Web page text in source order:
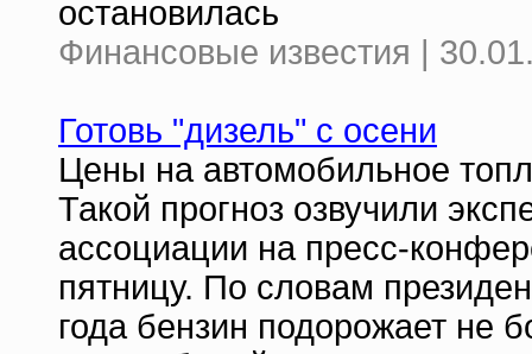
остановилась
Финансовые известия |
Готовь "дизель" с осени
Цены на автомобильное
Такой прогноз озвучили
ассоциации на пресс-
пятницу. По словам
года бензин подорожает не